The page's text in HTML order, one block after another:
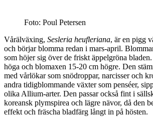
Foto: Poul Petersen
Vårälväxing, Sesleria heufleriana, är en pigg
och börjar blomma redan i mars-april.
som höjer sig över de friskt äppelgröna
höga och blomaxen 15-20 cm högre. Den
med vårlökar som snödroppar, narcisser och
andra tidigblommande växter som penséer,
olika Allium-arter. Den passar också fint i
koreansk plymspirea och lägre nävor, då den
effekt och fräscha bladfärg långt in på hösten.